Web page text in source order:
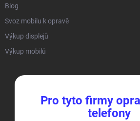
Blog
Svoz mobilu k opravě
Výkup displejů
Výkup mobilů
Pro tyto firmy
telefony